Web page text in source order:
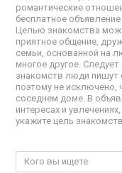
романтические
бесплатное
Целью знакомства
приятное общение,
семьи, основанной на
многое другое.
знакомств люди пишут
поэтому не исключено,
соседнем доме. В
интересах и
укажите цель
Кого вы ищете